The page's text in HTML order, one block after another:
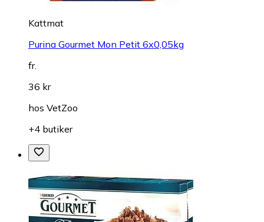
Kattmat
Purina Gourmet Mon Petit 6x0,05kg
fr.
36 kr
hos VetZoo
+4 butiker